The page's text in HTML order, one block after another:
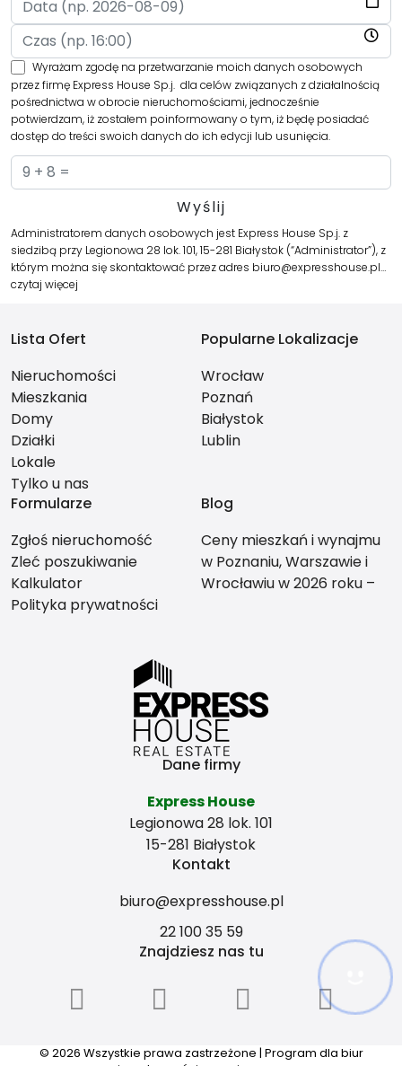
Wyrażam zgodę na przetwarzanie moich danych osobowych
przez firmę Express House Sp.j. dla celów związanych z działalnością
pośrednictwa w obrocie nieruchomościami, jednocześnie
potwierdzam, iż zostałem poinformowany o tym, iż będę posiadać
dostęp do treści swoich danych do ich edycji lub usunięcia.
Administratorem danych osobowych jest Express House Sp.j. z
siedzibą przy Legionowa 28 lok. 101, 15-281 Białystok (“Administrator”), z
którym można się skontaktować przez adres biuro@expresshouse.pl…
czytaj więcej
Lista Ofert
Nieruchomości
Mieszkania
Domy
Działki
Lokale
Tylko u nas
Popularne Lokalizacje
Wrocław
Poznań
Białystok
Lublin
Formularze
Zgłoś nieruchomość
Zleć poszukiwanie
Kalkulator
Polityka prywatności
Blog
Ceny mieszkań i wynajmu
w Poznaniu, Warszawie i
Wrocławiu w 2026 roku –
Dane firmy
Express House
Legionowa 28 lok. 101
15-281 Białystok
Kontakt
biuro@expresshouse.pl
22 100 35 59
Znajdziesz nas tu
© 2026 Wszystkie prawa zastrzeżone | Program dla biur